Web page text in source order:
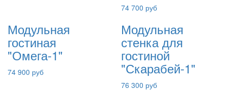
74 700 руб
Модульная
гостиная
"Омега-1"
74 900 руб
Модульная
стенка для
гостиной
"Скарабей-1"
76 300 руб